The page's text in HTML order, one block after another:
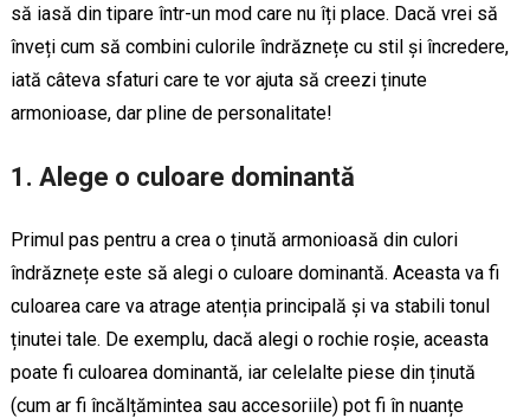
să iasă din tipare într-un mod care nu îți place. Dacă vrei să
înveți cum să combini culorile îndrăznețe cu stil și încredere,
iată câteva sfaturi care te vor ajuta să creezi ținute
armonioase, dar pline de personalitate!
1. Alege o culoare dominantă
Primul pas pentru a crea o ținută armonioasă din culori
îndrăznețe este să alegi o culoare dominantă. Aceasta va fi
culoarea care va atrage atenția principală și va stabili tonul
ținutei tale. De exemplu, dacă alegi o rochie roșie, aceasta
poate fi culoarea dominantă, iar celelalte piese din ținută
(cum ar fi încălțămintea sau accesoriile) pot fi în nuanțe